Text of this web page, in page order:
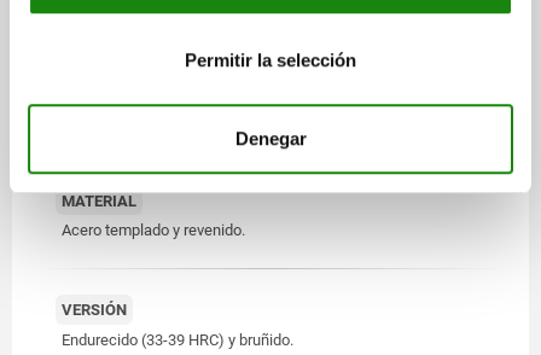
Permitir la selección
Denegar
MATERIAL
Acero templado y revenido.
VERSIÓN
Endurecido (33-39 HRC) y bruñido.